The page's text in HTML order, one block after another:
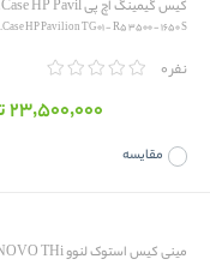
کیس گیمینگ اچ پی Case HP Pavil...
Case HP Pavilion TG01 - R5 3500 - 1650 S...
0 نفر
مقایسه
23٬500٬000 تومان
مینی کیس استوک لنوو LENOVO THi...